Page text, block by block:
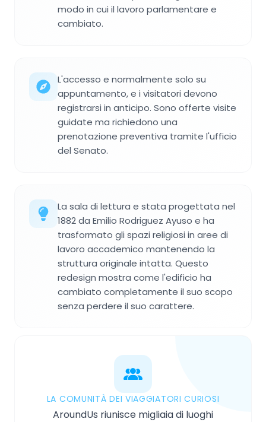
modo in cui il lavoro parlamentare e
cambiato.
L'accesso e normalmente solo su
appuntamento, e i visitatori devono
registrarsi in anticipo. Sono offerte visite
guidate ma richiedono una
prenotazione preventiva tramite l'ufficio
del Senato.
La sala di lettura e stata progettata nel
1882 da Emilio Rodriguez Ayuso e ha
trasformato gli spazi religiosi in aree di
lavoro accademico mantenendo la
struttura originale intatta. Questo
redesign mostra come l'edificio ha
cambiato completamente il suo scopo
senza perdere il suo carattere.
LA COMUNITÀ DEI VIAGGIATORI CURIOSI
AroundUs riunisce migliaia di luoghi